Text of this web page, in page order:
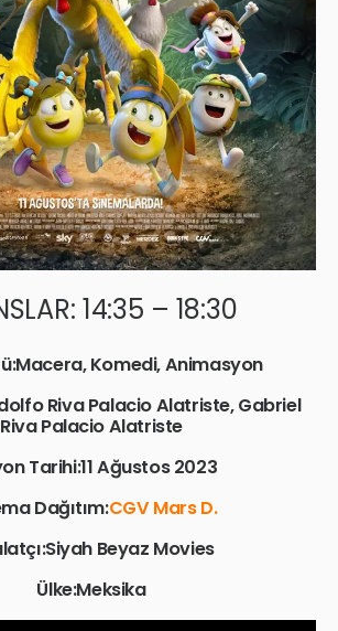
14:35 – 18:30
Komedi, Animasyon
Riva Palacio Alatriste, Gabriel
Riva Palacio Alatriste
Tarihi:11 Ağustos 2023
Dağıtım:CGV Mars D.
Beyaz Movies
Ülke:Meksika